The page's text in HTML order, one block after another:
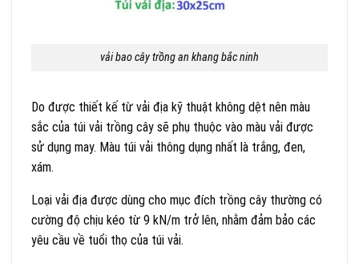
vải bao cây trồng an khang bắc ninh
Do được thiết kế từ vải địa kỹ thuật không dệt nên màu
sắc của túi vải trồng cây sẽ phụ thuộc vào màu vải được
sử dụng may. Màu túi vải thông dụng nhất là trắng, đen,
xám.
Loại vải địa được dùng cho mục đích trồng cây thường có
cường độ chịu kéo từ 9 kN/m trở lên, nhằm đảm bảo các
yêu cầu về tuổi thọ của túi vải.